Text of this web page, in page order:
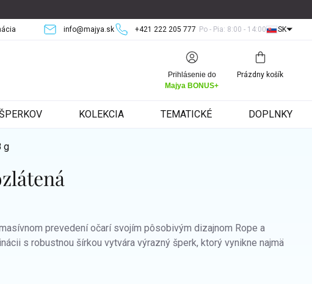
+421 222 205 777 Po - Pia: 8:00 - 14:00
info@majya.sk SK
Prihlásenie do
Majya BONUS+
Nákupný
košík
Prázdny košík
KOLEKCIA TEMATICKÉ DOPLNKY
g
prevedení očarí svojím pôsobivým dizajnom Rope a
s robustnou šírkou vytvára výrazný šperk, ktorý vynikne najmä